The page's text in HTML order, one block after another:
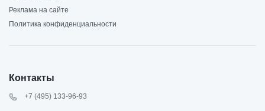
Реклама на сайте
Политика конфиденциальности
Контакты
+7 (495) 133-96-93